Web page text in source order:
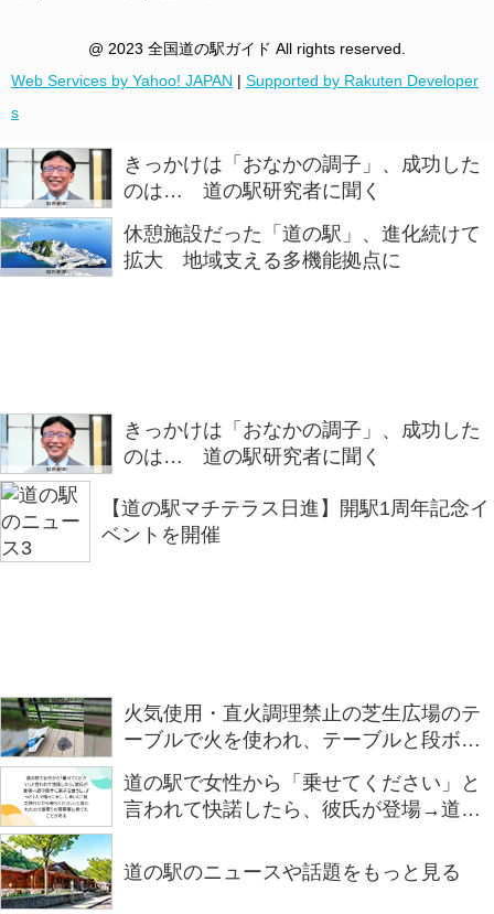
@ 2023 全国道の駅ガイド All rights reserved.
Web Services by Yahoo! JAPAN | Supported by Rakuten Developer
s
きっかけは「おなかの調子」、成功した
のは… 道の駅研究者に聞く
休憩施設だった「道の駅」、進化続けて
拡大 地域支える多機能拠点に
きっかけは「おなかの調子」、成功した
のは… 道の駅研究者に聞く
【道の駅マチテラス日進】開駅1周年記念イ
ベントを開催
火気使用・直火調理禁止の芝生広場のテ
ーブルで火を使われ、テーブルと段ボー
ていた可能性もあり、非常に危険「なん
でこういう事するかな」
道の駅で女性から「乗せてください」と
言われて快諾したら、彼氏が登場→道中
るし、しまいに「貧乏旅行だから寄付く
ださい」と言われたので最寄りの警察署
道の駅のニュースや話題をもっと見る